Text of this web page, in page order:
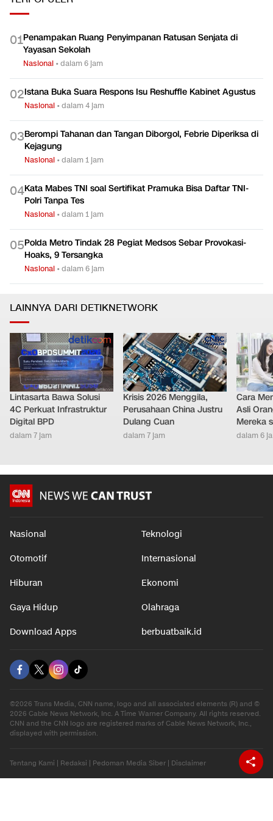
01Penampakan Ruang Penyimpanan Ratusan Senjata di
Yayasan Sekolah
Nasional •dalam 6 jam
02Istana Buka Suara Respons Isu Reshuffle Kabinet Agustus
Nasional •dalam 4 jam
03Berompi Tahanan dan Tangan Diborgol, Febrie Diperiksa di
Kejagung
Nasional •dalam 1 jam
04Kata Mabes TNI soal Sertifikat Pramuka Bisa Daftar TNI-
Polri Tanpa Tes
Nasional •dalam 1 jam
05Polda Metro Tindak 28 Pegiat Medsos Sebar Provokasi-
Hoaks, 9 Tersangka
Nasional •dalam 6 jam
LAINNYA DARI DETIKNETWORK
Lintasarta Bawa Solusi
4C Perkuat Infrastruktur
Digital BPD
dalam 7 jam
Krisis 2026 Menggila,
Perusahaan China Justru
Dulang Cuan
dalam 7 jam
Cara
Asli
Mereka
dalam 6
Nasional Teknologi
Otomotif Internasional
Hiburan Ekonomi
Gaya Hidup Olahraga
Download Apps berbuatbaik.id
©2026 Trans Media, CNN name, logo and all associated elements (R) and ©
2026 Cable News Network, Inc. A Time Warner Company. All rights reserved.
CNN and the CNN logo are registered marks of Cable News Network, Inc.,
displayed with permission.
Tentang Kami | Redaksi | Pedoman Media Siber | Disclaimer